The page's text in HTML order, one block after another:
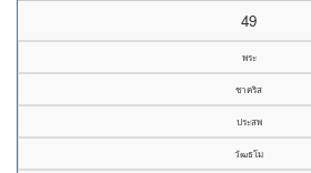
49
พระ
ชาคริส
ประสพ
วัฒธโม